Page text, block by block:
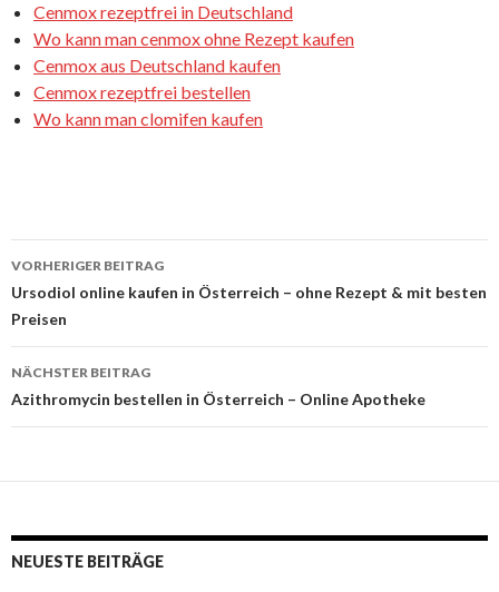
Cenmox rezeptfrei in Deutschland
Wo kann man cenmox ohne Rezept kaufen
Cenmox aus Deutschland kaufen
Cenmox rezeptfrei bestellen
Wo kann man clomifen kaufen
Beitrags-
Navigation
VORHERIGER BEITRAG
Ursodiol online kaufen in Österreich – ohne Rezept & mit besten
Preisen
NÄCHSTER BEITRAG
Azithromycin bestellen in Österreich – Online Apotheke
NEUESTE BEITRÄGE